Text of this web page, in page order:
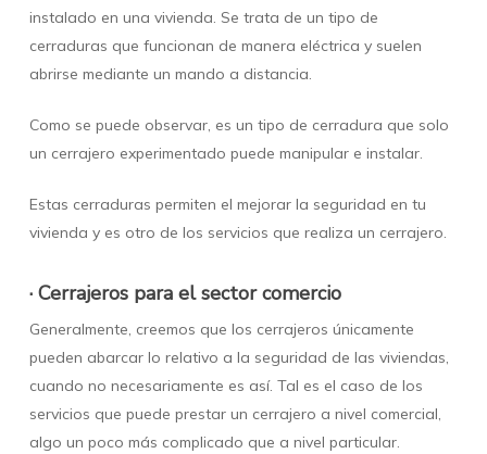
instalado en una vivienda. Se trata de un tipo de
cerraduras que funcionan de manera eléctrica y suelen
abrirse mediante un mando a distancia.
Como se puede observar, es un tipo de cerradura que solo
un cerrajero experimentado puede manipular e instalar.
Estas cerraduras permiten el mejorar la seguridad en tu
vivienda y es otro de los servicios que realiza un cerrajero.
· Cerrajeros para el sector comercio
Generalmente, creemos que los cerrajeros únicamente
pueden abarcar lo relativo a la seguridad de las viviendas,
cuando no necesariamente es así. Tal es el caso de los
servicios que puede prestar un cerrajero a nivel comercial,
algo un poco más complicado que a nivel particular.